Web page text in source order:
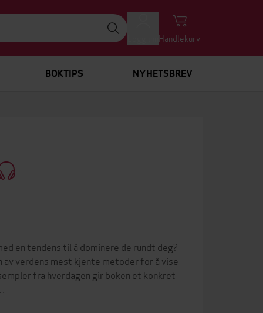
Handlekurv
BOKTIPS NYHETSBREV
en tendens til å dominere de rundt deg?
verdens mest kjente metoder for å vise
fra hverdagen gir boken et konkret